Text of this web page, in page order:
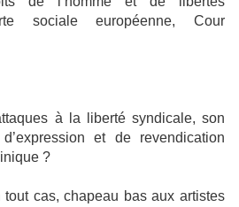
sociale européenne, Cour
à la liberté syndicale, son
et de revendication
?
cas, chapeau bas aux artistes